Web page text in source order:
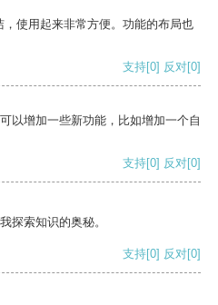
使用起来非常方便。功能的布局也
支持[0] 反对[0]
以增加一些新功能，比如增加一个自
支持[0] 反对[0]
探索知识的奥秘。
支持[0] 反对[0]